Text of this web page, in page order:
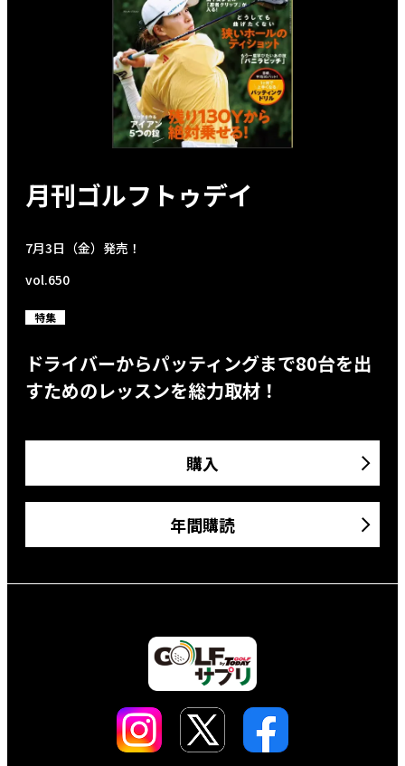
月刊ゴルフトゥデイ
7月3日（金）発売！
vol.650
特集
ドライバーからパッティングまで80台を出
すためのレッスンを総力取材！
購入
年間購読